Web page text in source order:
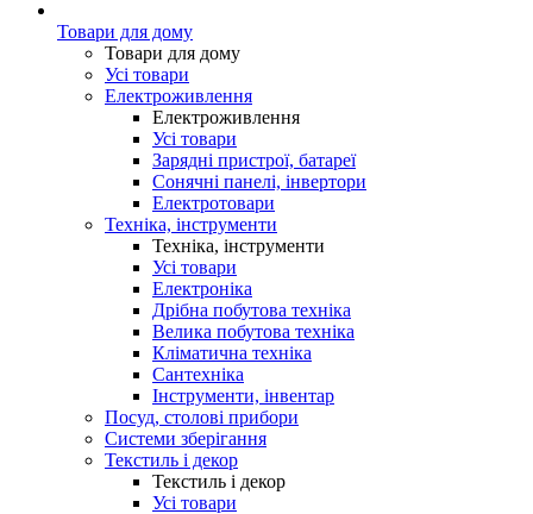
Товари для дому
Товари для дому
Усі товари
Електроживлення
Електроживлення
Усі товари
Зарядні пристрої, батареї
Сонячні панелі, інвертори
Електротовари
Техніка, інструменти
Техніка, інструменти
Усі товари
Електроніка
Дрібна побутова техніка
Велика побутова техніка
Кліматична техніка
Сантехніка
Інструменти, інвентар
Посуд, столові прибори
Системи зберігання
Текстиль і декор
Текстиль і декор
Усі товари